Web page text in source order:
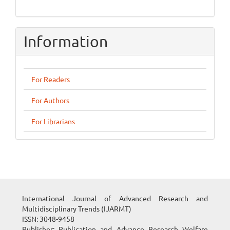
Information
For Readers
For Authors
For Librarians
International Journal of Advanced Research and
Multidisciplinary Trends (IJARMT)
ISSN: 3048-9458